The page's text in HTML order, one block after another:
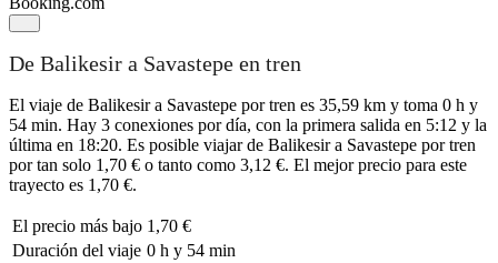
De Balikesir a Savastepe en tren
El viaje de Balikesir a Savastepe por tren es 35,59 km y toma 0 h y
54 min. Hay 3 conexiones por día, con la primera salida en 5:12 y la
última en 18:20. Es posible viajar de Balikesir a Savastepe por tren
por tan solo 1,70 € o tanto como 3,12 €. El mejor precio para este
trayecto es 1,70 €.
El precio más bajo 1,70 €
Duración del viaje 0 h y 54 min